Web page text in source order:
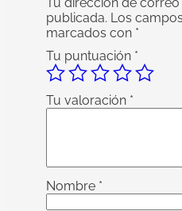
publicada. Los
marcados con *
Tu puntuación *
Tu valoración *
Nombre *